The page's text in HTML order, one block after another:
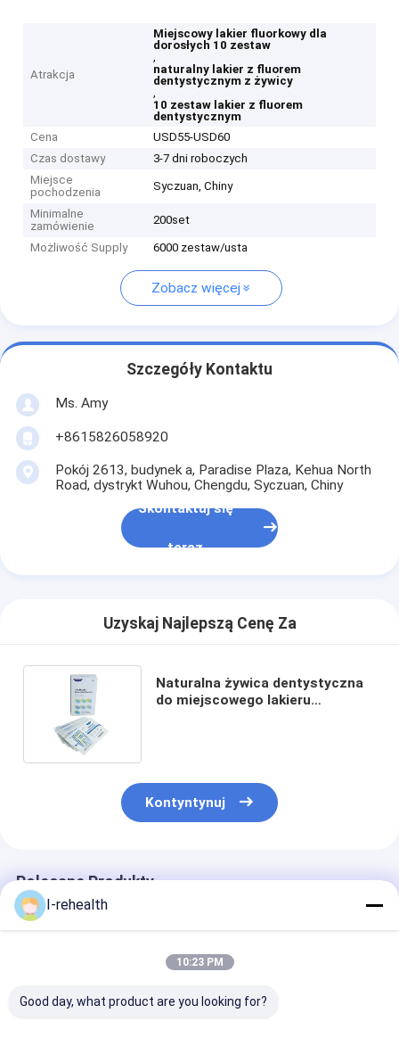
Atrakcja
Miejscowy lakier fluorkowy dla
dorosłych 10 zestaw
,
naturalny lakier z fluorem
dentystycznym z żywicy
,
10 zestaw lakier z fluorem
dentystycznym
Cena
USD55-USD60
Czas dostawy
3-7 dni roboczych
Miejsce
pochodzenia
Syczuan, Chiny
Minimalne
zamówienie
200set
Możliwość Supply 6000 zestaw/usta
Zobacz więcej
Szczegóły Kontaktu
Ms. Amy
+8615826058920
Pokój 2613, budynek a, Paradise Plaza, Kehua North
Road, dystrykt Wuhou, Chengdu, Syczuan, Chiny
Skontaktuj się
teraz
Uzyskaj Najlepszą Cenę Za
Naturalna żywica dentystyczna
do miejscowego lakieru
Kontyntynuj
Polecane Produkty
I-rehealth
10:23 PM
Good day, what product are you looking for?